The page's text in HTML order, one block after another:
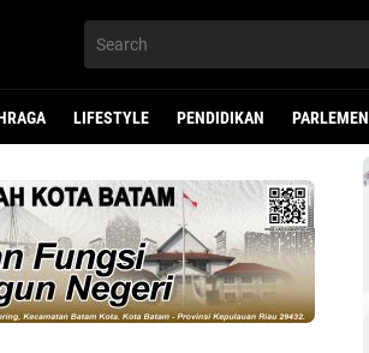
LIFESTYLE PENDIDIKAN PARLEMEN